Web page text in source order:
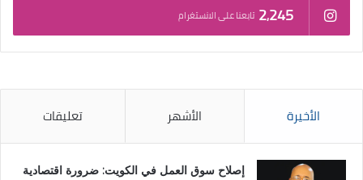
2٬245 تابعنا على الانستغرام
الأخيرة الأشهر تعليقات
إصلاح سوق العمل في الكويت: ضرورة اقتصادية